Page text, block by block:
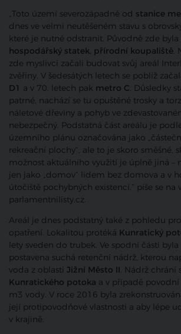
„Toto území severozápadně od stanice
dnes ve velmi neutěšeném stavu s
které je nutné odstranit. Původně zde byla
hospodářský statek, přírodní koupaliště.
zde myslivci začali budovat svůj areál
zvěřiny. V šedesátých letech se poblíž
D1 a v 70. letech pak metro C. Důsledky
patrné, nachází se tu opuštěné trosky a
náletové dřeviny a pohyb ve
nebezpečný. Podstatná část areálu je
územního plánu označována jako
rekreační plochy“, ale to je skoro směšné,
možnost aktuálního využití je úplně jiná –
jen jako „domov“ lidem bez domova a v
útočiště pochybných existencí,“ píše se na
parlamentnilisty.cz.
Areál je dnes podstatný také z pohledu
opatření. Lokalitou protéká Kunratický
lety sveden do trubek. Ve spodní části
postavena suchá retenční nádrž, kterou
voda z oblasti Jižní Město II. Nádrž chrání
Kunratického potoka a v případě
m3 vody. V roce 2016 byla
její protipovodňové vlastnosti a aby lépe
v krajině.